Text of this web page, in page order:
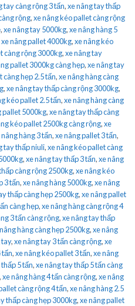
tay càng rộng 3 tấn,xe nâng tay thấp
rộng,xe nâng kéo pallet càng rộng
,xe nâng tay 5000kg,xe nâng hàng 5
xe nâng pallet 4000kg,xe nâng kéo
càng rộng 3000kg,xe nâng tay
pallet 3000kg càng hẹp,xe nâng tay
càng hẹp 2.5 tấn,xe nâng hàng càng
,xe nâng tay thấp càng rộng 3000kg,
kéo pallet 2.5 tấn,xe nâng hàng càng
pallet 5000kg,xe nâng tay thấp càng
kéo pallet 2500kg càng rộng,xe
nâng hàng 3 tấn,xe nâng pallet 3 tấn,
tay thấp niuli,xe nâng kéo pallet càng
,xe nâng tay thấp 3 tấn,xe nâng
càng rộng 2500kg,xe nâng kéo
3 tấn,xe nâng hàng 5000kg,xe nâng
thấp càng hẹp 2500kg,xe nâng pallet
càng hẹp,xe nâng hàng càng rộng 4
3 tấn càng rộng,xe nâng tay thấp
hàng càng hẹp 2500kg,xe nâng
tay,xe nâng tay 3 tấn càng rộng,xe
tấn,xe nâng kéo pallet 3 tấn,xe nâng
5 tấn,xe nâng tay thấp 5 tấn càng
,xe nâng hàng 4 tấn càng rộng,xe nâng
càng rộng 4 tấn,xe nâng hàng 2.5
thấp càng hẹp 3000kg,xe nâng pallet